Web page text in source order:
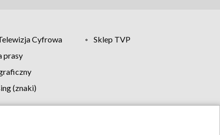
Cyfrowa
Sklep TVP
prasy
(znaki)